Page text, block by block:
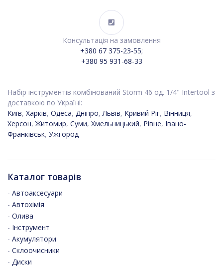
Консультація на замовлення
+380 67 375-23-55;
+380 95 931-68-33
Набір інструментів комбінований Storm 46 од. 1/4" Intertool з
доставкою по Україні:
Київ, Харків, Одеса, Дніпро,Львів, Кривий Ріг, Вінниця,
Херсон,Житомир, Суми, Хмельницький, Рівне, Івано-
Франківськ, Ужгород
Каталог товарів
- Автоаксесуари
- Автохімія
- Олива
- Інструмент
- Акумулятори
- Склоочисники
- Диски